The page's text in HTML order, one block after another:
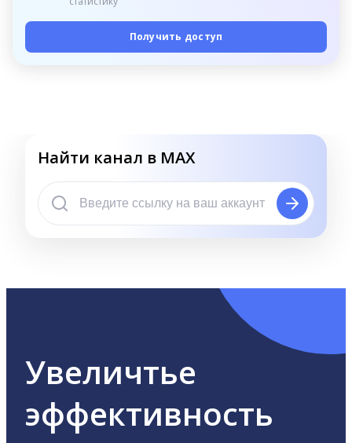
Получить доступ
Найти канал в MAX
Увеличтье
эффективность